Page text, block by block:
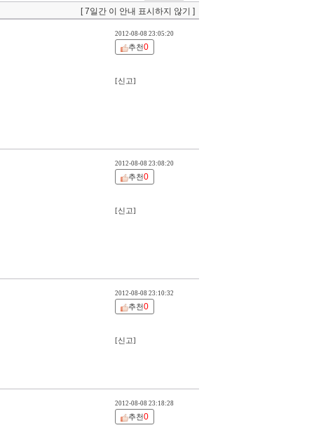
[ 7일간 이 안내 표시하지 않기 ]
2012-08-08 23:05:20
추천0
[신고]
2012-08-08 23:08:20
추천0
[신고]
2012-08-08 23:10:32
추천0
[신고]
2012-08-08 23:18:28
추천0